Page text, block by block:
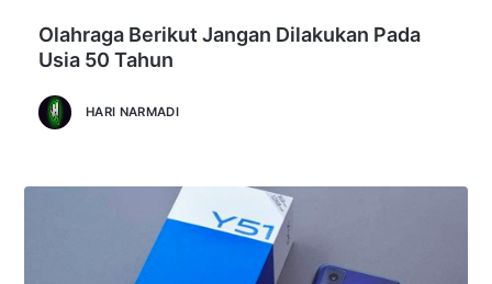
Olahraga Berikut Jangan Dilakukan Pada
Usia 50 Tahun
HARI NARMADI